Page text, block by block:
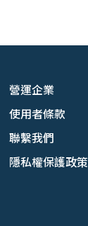
營運企業
使用者條款
聯繫我們
隱私權保護政策